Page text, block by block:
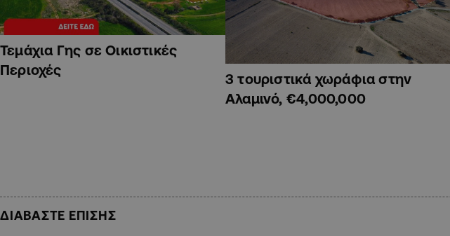
Τεμάχια Γης σε Οικιστικές
Περιοχές
3 τουριστικά χωράφια στην
Αλαμινό, €4,000,000
ΔΙΑΒΑΣΤΕ ΕΠΙΣΗΣ